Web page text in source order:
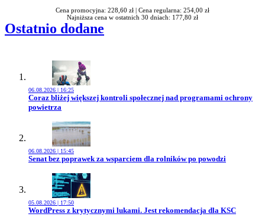
Cena promocyjna: 228,60 zł | Cena regularna: 254,00 zł
Najniższa cena w ostatnich 30 dniach: 177,80 zł
Ostatnio dodane
06.08.2026 | 16:25
Przejdź do artykułu:
Coraz bliżej większej kontroli społecznej nad programami ochrony
powietrza
06.08.2026 | 15:45
Przejdź do artykułu:
Senat bez poprawek za wsparciem dla rolników po powodzi
05.08.2026 | 17:50
Przejdź do artykułu:
WordPress z krytycznymi lukami. Jest rekomendacja dla KSC